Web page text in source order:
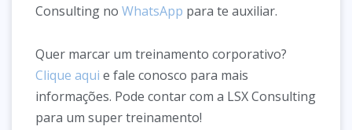
Consulting no WhatsApp para te auxiliar.
Quer marcar um treinamento corporativo?
Clique aqui e fale conosco para mais
informações. Pode contar com a LSX Consulting
para um super treinamento!